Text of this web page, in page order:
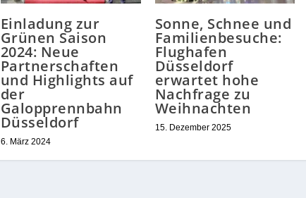
Einladung zur
Grünen Saison
2024: Neue
Partnerschaften
und Highlights auf
der
Galopprennbahn
Düsseldorf
6. März 2024
Sonne, Schnee und
Familienbesuche:
Flughafen
Düsseldorf
erwartet hohe
Nachfrage zu
Weihnachten
15. Dezember 2025